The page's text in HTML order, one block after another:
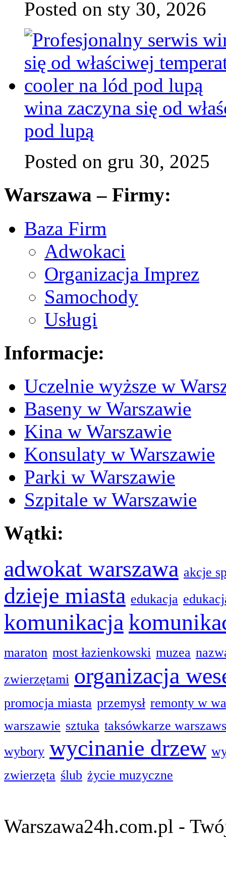
Posted on sty 30, 2026
wina zaczyna się od
pod lupą
Posted on gru 30, 2025
Warszawa – Firmy:
Baza Firm
Adwokaci
Organizacja Imprez
Samochody
Usługi
Informacje:
Uczelnie wyższe w
Baseny w Warszawie
Kina w Warszawie
Konsulaty w Warszawie
Parki w Warszawie
Szpitale w Warszawie
Wątki:
adwokat warszawa akcje
dzieje miasta edukacja
komunikacja
maraton most łazienkowski muzea
zwierzętami organizacja
promocja miasta przemysł remonty w
warszawie sztuka taksówkarze
wybory wycinanie drzew
zwierzęta ślub życie muzyczne
Warszawa24h.com.pl -